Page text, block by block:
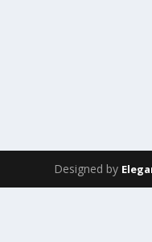
Designed by